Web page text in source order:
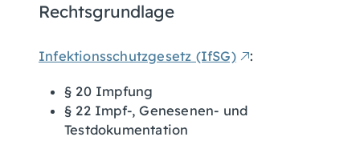
Rechtsgrundlage
Infektionsschutzgesetz (IfSG) :
§ 20 Impfung
§ 22 Impf-, Genesenen- und
Testdokumentation